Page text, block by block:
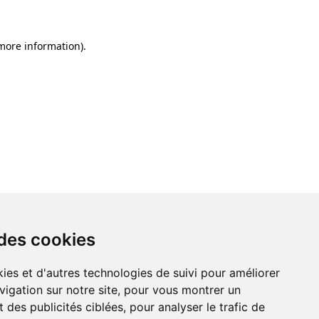
cookies
et d'autres technologies de suivi pour améliorer
sur notre site, pour vous montrer un
des publicités ciblées, pour analyser le trafic de
information).